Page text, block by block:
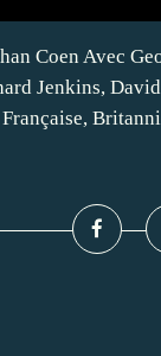
Coen Avec
Jenkins,